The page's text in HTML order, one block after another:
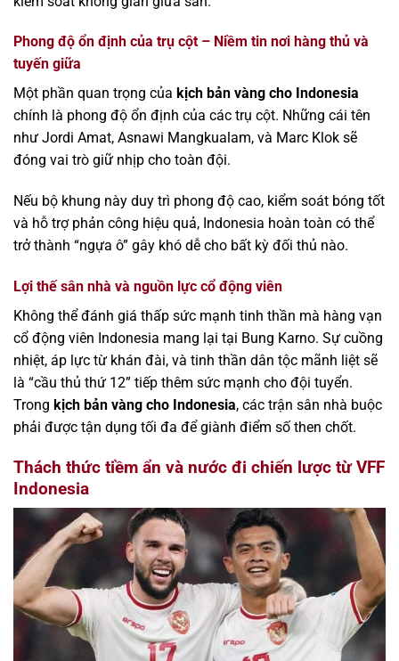
Phong độ ổn định của trụ cột – Niềm tin nơi hàng thủ và
tuyến giữa
Một phần quan trọng của kịch bản vàng cho Indonesia
chính là phong độ ổn định của các trụ cột. Những cái tên
như Jordi Amat, Asnawi Mangkualam, và Marc Klok sẽ
đóng vai trò giữ nhịp cho toàn đội.
Nếu bộ khung này duy trì phong độ cao, kiểm soát bóng tốt
và hỗ trợ phản công hiệu quả, Indonesia hoàn toàn có thể
trở thành “ngựa ô” gây khó dễ cho bất kỳ đối thủ nào.
Lợi thế sân nhà và nguồn lực cổ động viên
Không thể đánh giá thấp sức mạnh tinh thần mà hàng vạn
cổ động viên Indonesia mang lại tại Bung Karno. Sự cuồng
nhiệt, áp lực từ khán đài, và tinh thần dân tộc mãnh liệt sẽ
là “cầu thủ thứ 12” tiếp thêm sức mạnh cho đội tuyển.
Trong kịch bản vàng cho Indonesia, các trận sân nhà buộc
phải được tận dụng tối đa để giành điểm số then chốt.
Thách thức tiềm ẩn và nước đi chiến lược từ VFF
Indonesia